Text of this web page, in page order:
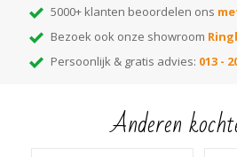
5000+ klanten beoordelen ons
Bezoek ook onze showroom
Persoonlijk & gratis advies: 013 -
Anderen